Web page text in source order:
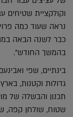
וקולקציית שטיחים
נראה שעוד כמה
כבר לשנה הבאה
בהמשך החודש".
בינתיים, שפי
גדולות וקטנות,
תכנון והבשלה של
שטוח, שולחן קפה,